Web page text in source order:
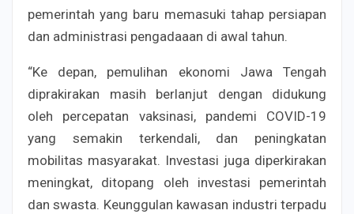
pemerintah yang baru memasuki tahap persiapan
dan administrasi pengadaaan di awal tahun.
“Ke depan, pemulihan ekonomi Jawa Tengah
diprakirakan masih berlanjut dengan didukung
oleh percepatan vaksinasi, pandemi COVID-19
yang semakin terkendali, dan peningkatan
mobilitas masyarakat. Investasi juga diperkirakan
meningkat, ditopang oleh investasi pemerintah
dan swasta. Keunggulan kawasan industri terpadu